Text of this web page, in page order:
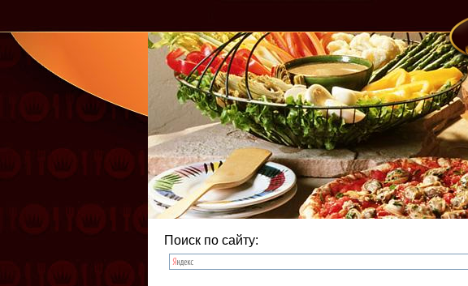
Поиск по сайту: